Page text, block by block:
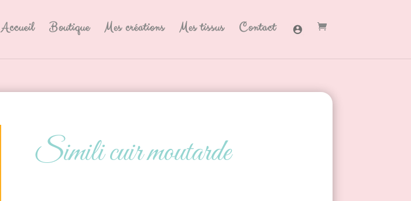
Accueil Boutique Mes créations Mes tissus Contact
Simili cuir moutarde